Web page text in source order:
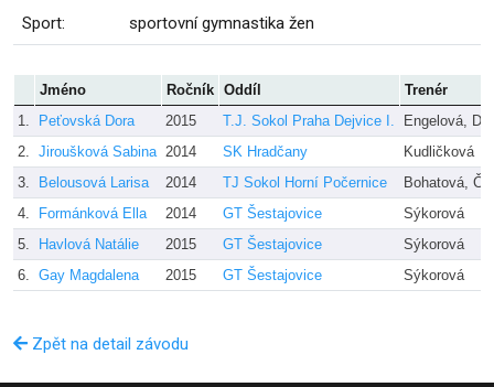
Sport: sportovní gymnastika žen
Jméno Ročník Oddíl
Trenér
1.
Peťovská Dora 2015 T.J. Sokol Praha Dejvice I.
Engelová,
2. Jiroušková Sabina 2014 SK Hradčany
Kudličková
3.
Belousová Larisa 2014 TJ Sokol Horní Počernice
Bohatová,
4.
Formánková Ella 2014 GT Šestajovice
Sýkorová
5.
Havlová Natálie 2015 GT Šestajovice
Sýkorová
6. Gay Magdalena 2015 GT Šestajovice Sýkorová
Zpět na detail závodu